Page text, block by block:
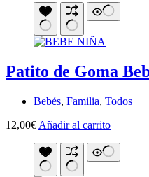
Patito de Goma
Bebés, Familia, Todos
12,00€ Añadir al carrito